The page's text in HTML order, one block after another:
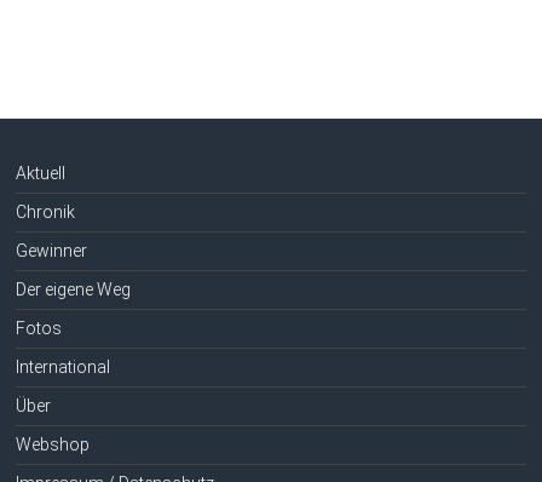
Aktuell
Chronik
Gewinner
Der eigene Weg
Fotos
International
Über
Webshop